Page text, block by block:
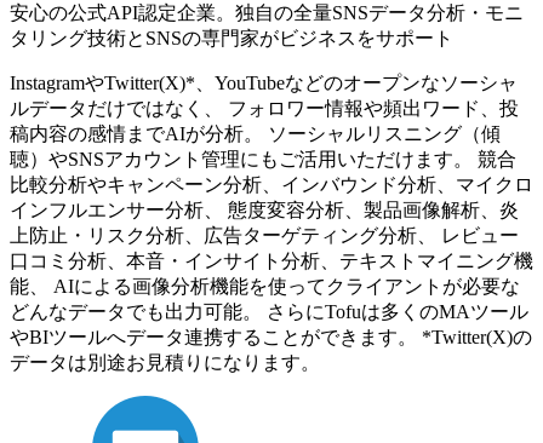
安心の公式API認定企業。独自の全量SNSデータ分析・モニ
タリング技術とSNSの専門家がビジネスをサポート
InstagramやTwitter(X)*、YouTubeなどのオープンなソーシャ
ルデータだけではなく、 フォロワー情報や頻出ワード、投
稿内容の感情までAIが分析。 ソーシャルリスニング（傾
聴）やSNSアカウント管理にもご活用いただけます。 競合
比較分析やキャンペーン分析、インバウンド分析、マイクロ
インフルエンサー分析、 態度変容分析、製品画像解析、炎
上防止・リスク分析、広告ターゲティング分析、 レビュー
口コミ分析、本音・インサイト分析、テキストマイニング機
能、 AIによる画像分析機能を使ってクライアントが必要な
どんなデータでも出力可能。 さらにTofuは多くのMAツール
やBIツールへデータ連携することができます。 *Twitter(X)の
データは別途お見積りになります。